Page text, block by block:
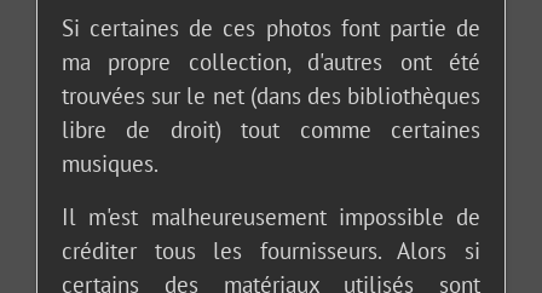
Si certaines de ces photos font partie de
ma propre collection, d'autres ont été
trouvées sur le net (dans des bibliothèques
libre de droit) tout comme certaines
musiques.
Il m'est malheureusement impossible de
créditer tous les fournisseurs. Alors si
certains des matériaux utilisés sont